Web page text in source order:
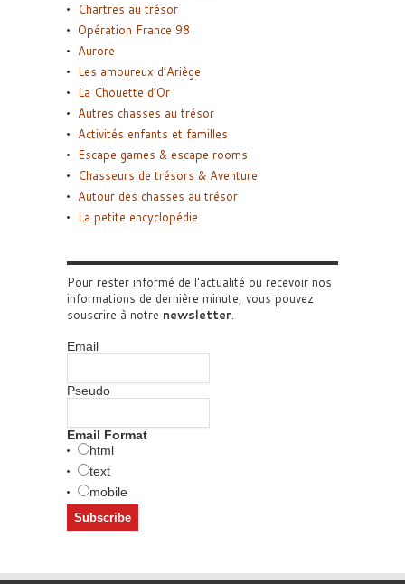
Chartres au trésor
Opération France 98
Aurore
Les amoureux d’Ariège
La Chouette d’Or
Autres chasses au trésor
Activités enfants et familles
Escape games & escape rooms
Chasseurs de trésors & Aventure
Autour des chasses au trésor
La petite encyclopédie
Pour rester informé de l'actualité ou recevoir nos
informations de dernière minute, vous pouvez
souscrire à notre newsletter.
Email
Pseudo
Email Format
html
text
mobile